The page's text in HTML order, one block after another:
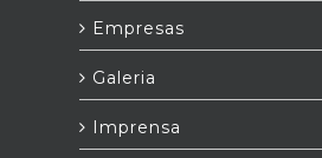
Empresas
Galeria
Imprensa